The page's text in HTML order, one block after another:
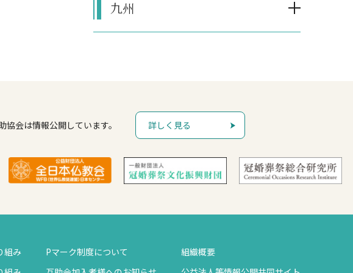
九州
会は情報公開しています。 詳しく見る
組み
Pマーク制度について
組織概要